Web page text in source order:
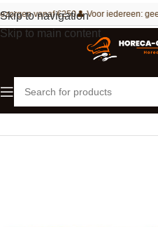
Skip to navigation
Skip to main content
vanaf €250👤 Voor iedereen:
Home Kip